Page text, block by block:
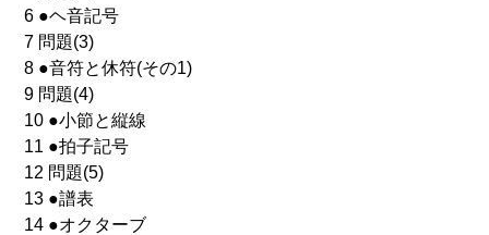
6 ●ヘ音記号
7 問題(3)
8 ●音符と休符(その1)
9 問題(4)
10 ●小節と縦線
11 ●拍子記号
12 問題(5)
13 ●譜表
14 ●オクターブ